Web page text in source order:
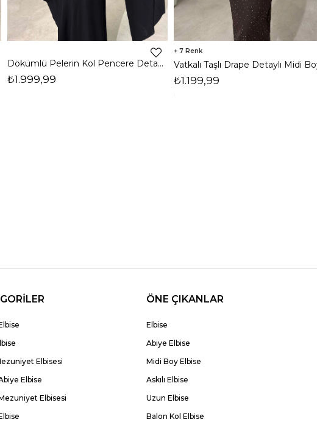
Dökümlü Pelerin Kol Pencere Detaylı Maxi Siyah Arlev Kadın Elbise 26Y511
₺1.999,99
7
₺1.199,99
Elbisesi
Elbise
Elbisesi
ÖNE ÇIKANLAR
Elbise
Abiye Elbise
Midi Boy Elbise
Askılı Elbise
Uzun Elbise
Balon Kol Elbise